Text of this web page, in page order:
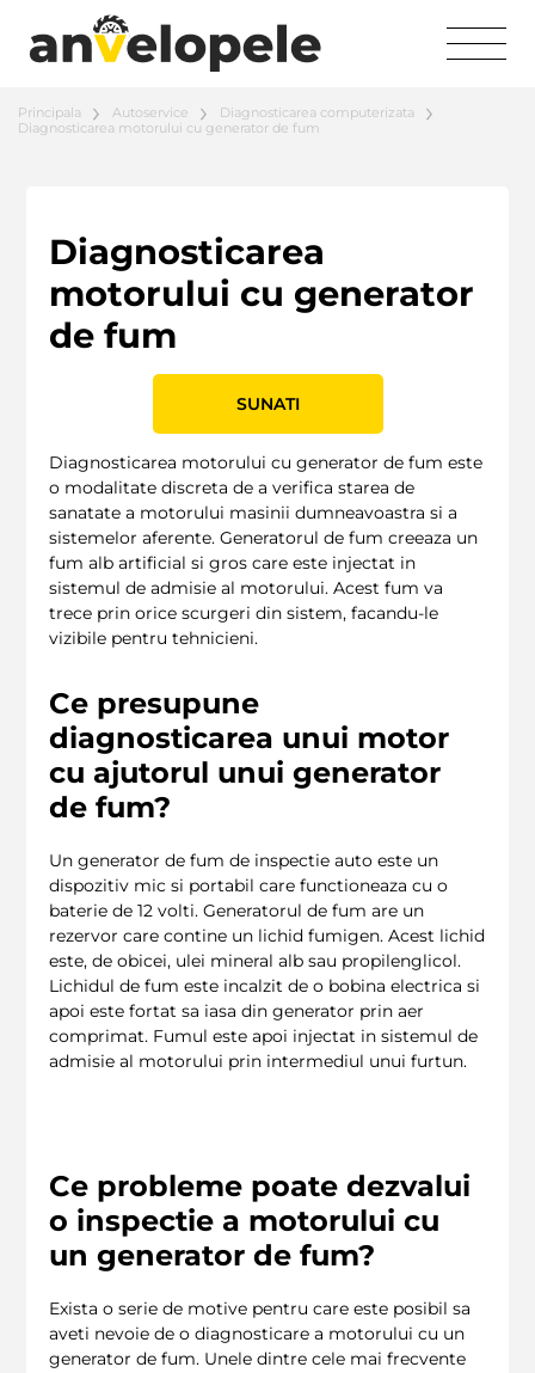
Principala Autoservice
Diagnosticarea computerizata
Diagnosticarea motorului cu generator de fum
Diagnosticarea
motorului cu generator
de fum
SUNATI
Diagnosticarea motorului cu generator de fum este
o modalitate discreta de a verifica starea de
sanatate a motorului masinii dumneavoastra si a
sistemelor aferente. Generatorul de fum creeaza un
fum alb artificial si gros care este injectat in
sistemul de admisie al motorului. Acest fum va
trece prin orice scurgeri din sistem, facandu-le
vizibile pentru tehnicieni.
Ce presupune
diagnosticarea unui motor
cu ajutorul unui generator
de fum?
Un generator de fum de inspectie auto este un
dispozitiv mic si portabil care functioneaza cu o
baterie de 12 volti. Generatorul de fum are un
rezervor care contine un lichid fumigen. Acest lichid
este, de obicei, ulei mineral alb sau propilenglicol.
Lichidul de fum este incalzit de o bobina electrica si
apoi este fortat sa iasa din generator prin aer
comprimat. Fumul este apoi injectat in sistemul de
admisie al motorului prin intermediul unui furtun.
Ce probleme poate dezvalui
o inspectie a motorului cu
un generator de fum?
Exista o serie de motive pentru care este posibil sa
aveti nevoie de o diagnosticare a motorului cu un
generator de fum. Unele dintre cele mai frecvente